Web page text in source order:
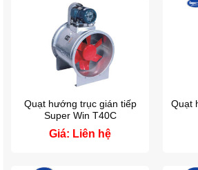
Quạt hướng trục gián tiếp
Super Win T40C
Giá: Liên hệ
Quạt